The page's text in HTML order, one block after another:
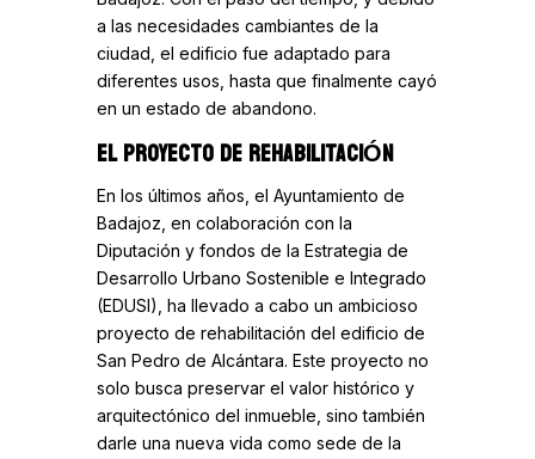
a las necesidades cambiantes de la
ciudad, el edificio fue adaptado para
diferentes usos, hasta que finalmente cayó
en un estado de abandono.
EL PROYECTO DE REHABILITACIÓN
En los últimos años, el Ayuntamiento de
Badajoz, en colaboración con la
Diputación y fondos de la Estrategia de
Desarrollo Urbano Sostenible e Integrado
(EDUSI), ha llevado a cabo un ambicioso
proyecto de rehabilitación del edificio de
San Pedro de Alcántara. Este proyecto no
solo busca preservar el valor histórico y
arquitectónico del inmueble, sino también
darle una nueva vida como sede de la